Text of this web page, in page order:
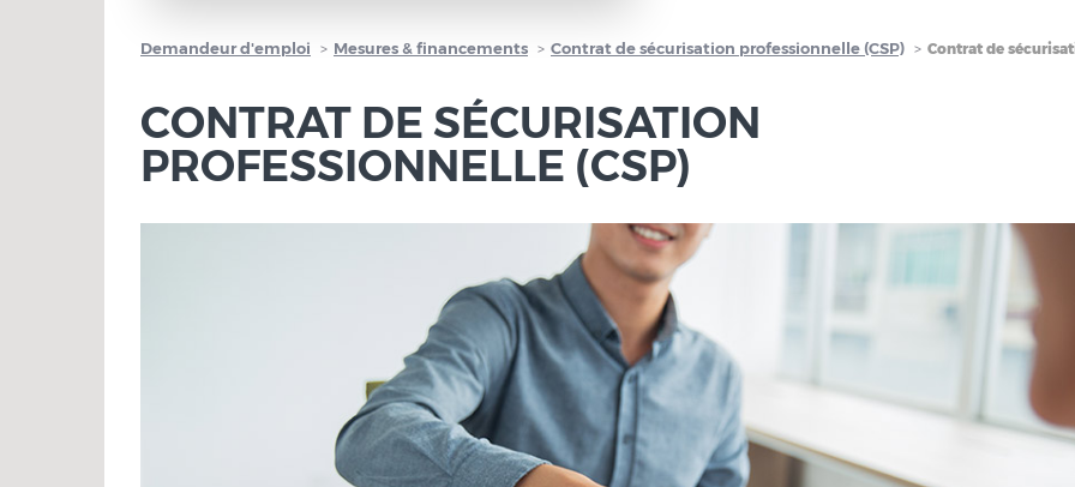
Demandeur d'emploi Mesures & financements Contrat de sécurisation professionnelle (CSP) Contrat de
CONTRAT DE SÉCURISATION
PROFESSIONNELLE (CSP)